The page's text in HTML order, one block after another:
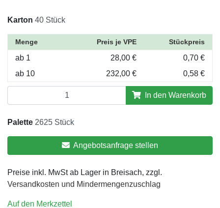
Karton 40 Stück
Menge Preis je VPE Stückpreis
ab 1 28,00 €
0,70 €
ab 10
232,00 € 0,58 €
In den Warenkorb
Palette 2625 Stück
Angebotsanfrage stellen
Preise inkl. MwSt ab Lager in Breisach, zzgl.
Versandkosten und Mindermengenzuschlag
Auf den Merkzettel